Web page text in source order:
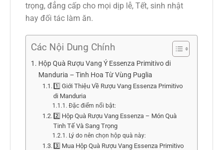
trọng, đẳng cấp cho mọi dịp lễ, Tết, sinh nhật
hay đối tác làm ăn.
Các Nội Dung Chính
Hộp Quà Rượu Vang Ý Essenza Primitivo di
Manduria – Tinh Hoa Từ Vùng Puglia
1️⃣ Giới Thiệu Về Rượu Vang Essenza Primitivo
di Manduria
Đặc điểm nổi bật:
2️⃣ Hộp Quà Rượu Vang Essenza – Món Quà
Tinh Tế Và Sang Trọng
Lý do nên chọn hộp quà này:
3️⃣ Mua Hộp Quà Rượu Vang Essenza Primitivo